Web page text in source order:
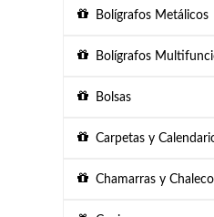
Bolígrafos Metálicos
Bolígrafos
Bolsas
Carpetas y
Chamarras y